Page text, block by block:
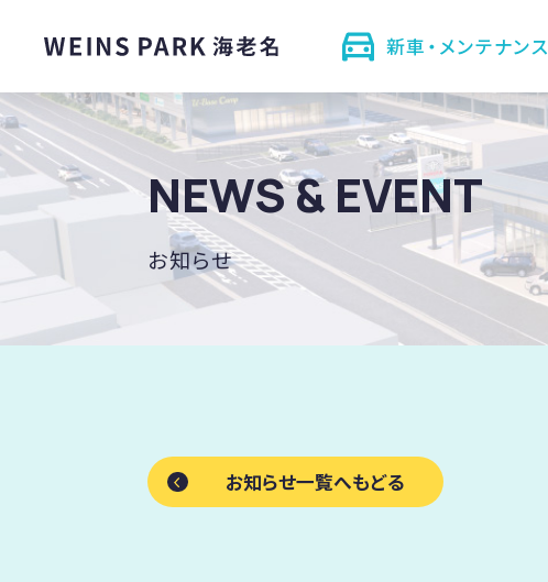
新車・メンテナンス
NEWS & EVENT
お知らせ
お知らせ一覧へもどる